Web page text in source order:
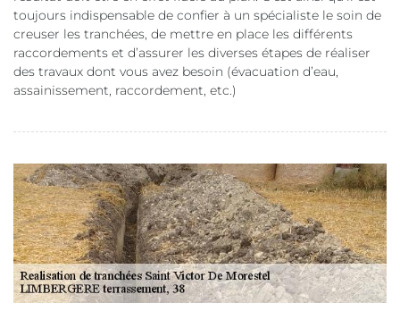
toujours indispensable de confier à un spécialiste le soin de
creuser les tranchées, de mettre en place les différents
raccordements et d’assurer les diverses étapes de réaliser
des travaux dont vous avez besoin (évacuation d’eau,
assainissement, raccordement, etc.)